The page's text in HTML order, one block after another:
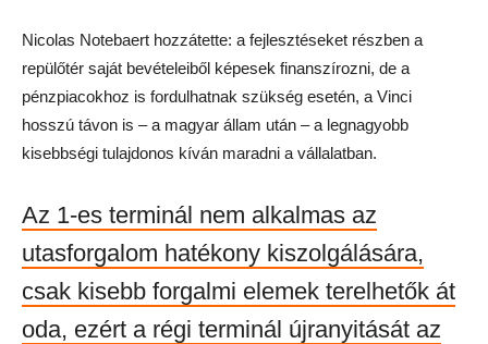
Nicolas Notebaert hozzátette: a fejlesztéseket részben a
repülőtér saját bevételeiből képesek finanszírozni, de a
pénzpiacokhoz is fordulhatnak szükség esetén, a Vinci
hosszú távon is – a magyar állam után – a legnagyobb
kisebbségi tulajdonos kíván maradni a vállalatban.
Az 1-es terminál nem alkalmas az
utasforgalom hatékony kiszolgálására,
csak kisebb forgalmi elemek terelhetők át
oda, ezért a régi terminál újranyitását az